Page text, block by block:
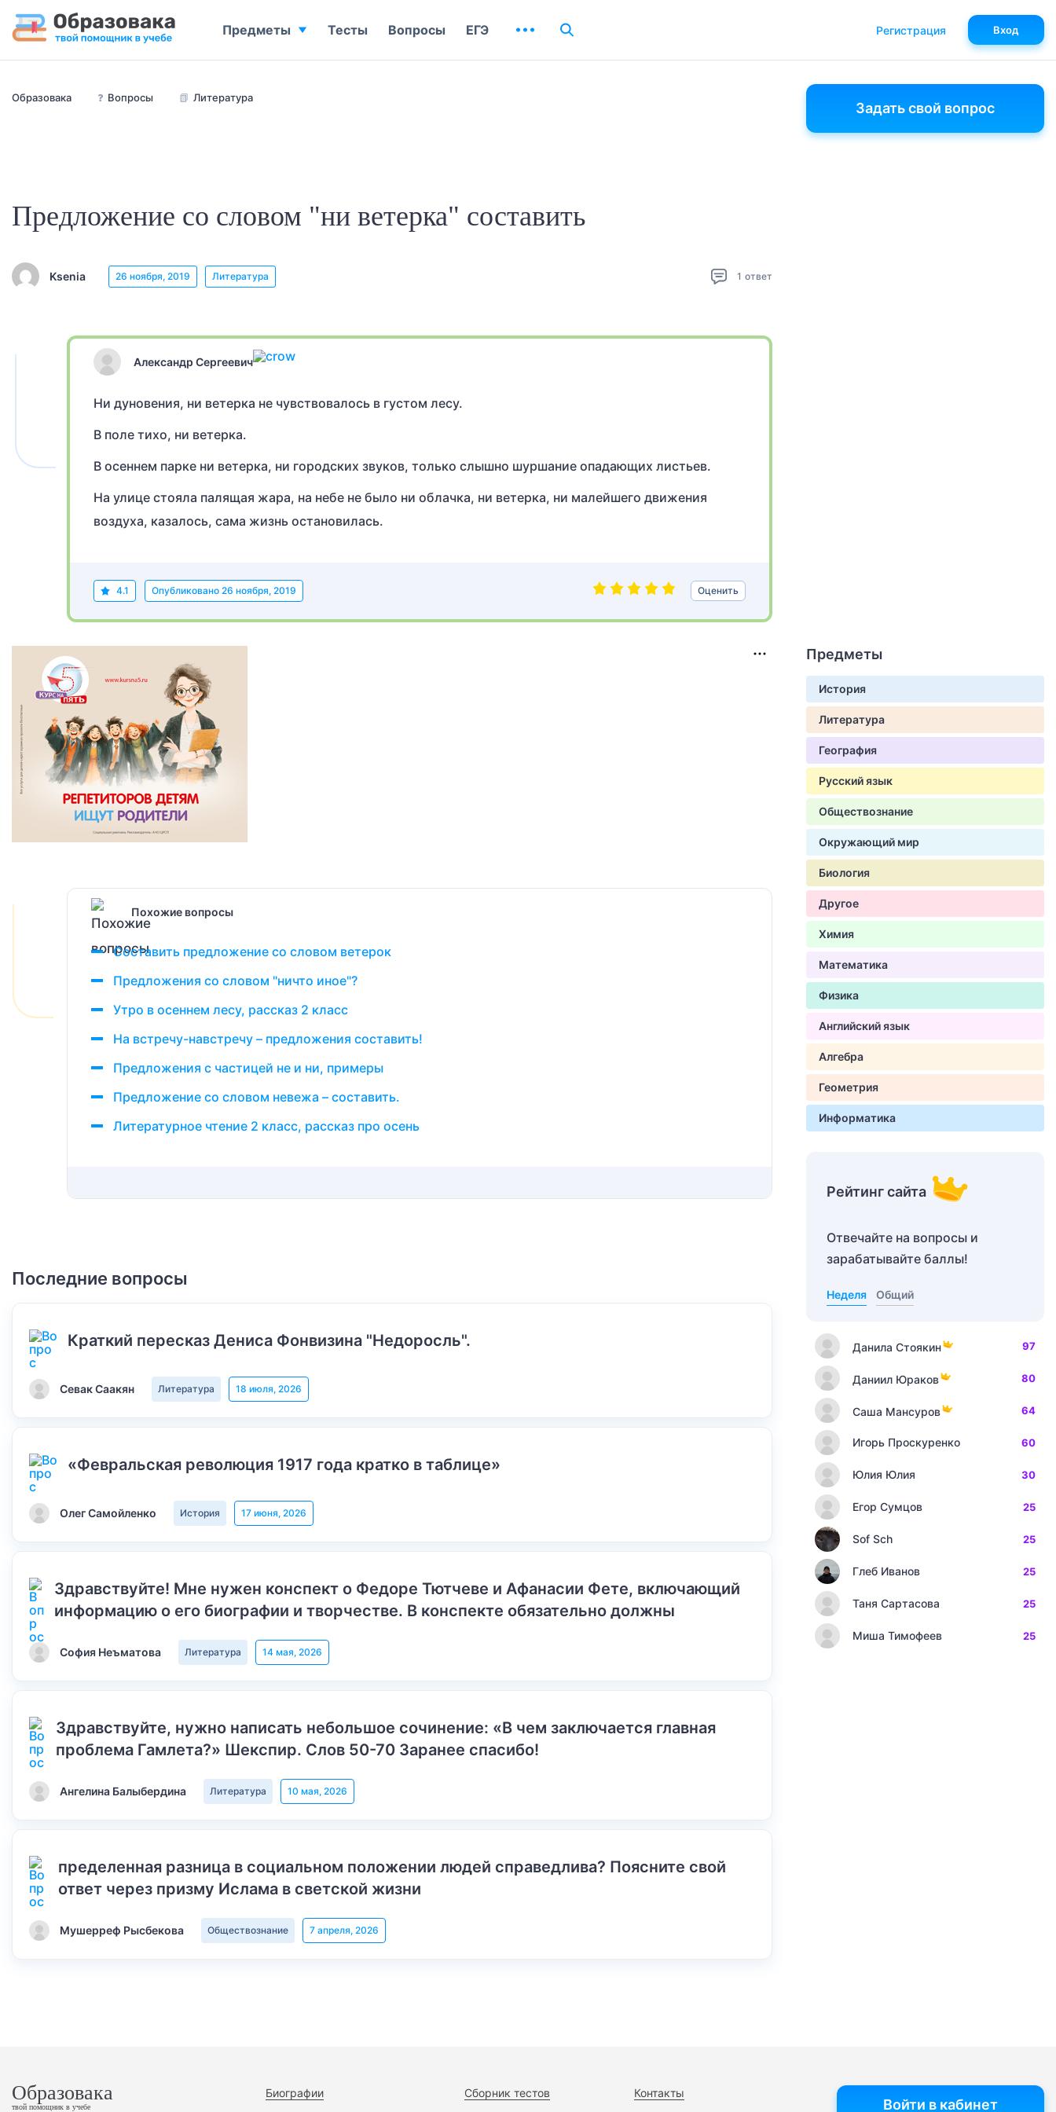
Образовака ❓ Вопросы 📗 Литература
Предложение со словом "ни ветерка" составить
Ksenia 26 ноября, 2019 Литература 1 ответ
Александр Сергеевич
Ни дуновения, ни ветерка не чувствовалось в густом лесу.
В поле тихо, ни ветерка.
В осеннем парке ни ветерка, ни городских звуков, только слышно шуршание опадающих листьев.
На улице стояла палящая жара, на небе не было ни облачка, ни ветерка, ни малейшего движения
воздуха, казалось, сама жизнь остановилась.
4.1 Опубликовано 26 ноября, 2019 Оценить
Похожие вопросы
Составить предложение со словом ветерок
Предложения со словом "ничто иное"?
Утро в осеннем лесу, рассказ 2 класс
На встречу-навстречу – предложения составить!
Предложения с частицей не и ни, примеры
Предложение со словом невежа – составить.
Литературное чтение 2 класс, рассказ про осень
Последние вопросы
Краткий пересказ Дениса Фонвизина "Недоросль".
Севак Саакян Литература 18 июля, 2026
«Февральская революция 1917 года кратко в таблице»
Олег Самойленко История 17 июня, 2026
Здравствуйте! Мне нужен конспект о Федоре Тютчеве и Афанасии Фете, включающий
информацию о его биографии и творчестве. В конспекте обязательно должны
София Неъматова Литература 14 мая, 2026
Здравствуйте, нужно написать небольшое сочинение: «В чем заключается главная
проблема Гамлета?» Шекспир. Слов 50-70 Заранее спасибо!
Ангелина Балыбердина Литература 10 мая, 2026
пределенная разница в социальном положении людей справедлива? Поясните свой
ответ через призму Ислама в светской жизни
Мушерреф Рысбекова Обществознание 7 апреля, 2026
Задать свой вопрос
Предметы
История
Литература
География
Русский язык
Обществознание
Окружающий мир
Биология
Другое
Химия
Математика
Физика
Английский язык
Алгебра
Геометрия
Информатика
Рейтинг сайта
Отвечайте на вопросы и
зарабатывайте баллы!
Неделя Общий
Данила Стоякин 97
Даниил Юраков 80
Саша Мансуров 64
Игорь Проскуренко 60
Юлия Юлия 30
Егор Сумцов 25
Sof Sch 25
Глеб Иванов 25
Таня Сартасова 25
Миша Тимофеев 25
Предметы Тесты Вопросы ЕГЭ Регистрация Вход
Образовака
твой помощник в учебе
Биографии Сборник тестов Контакты
Войти в кабинет